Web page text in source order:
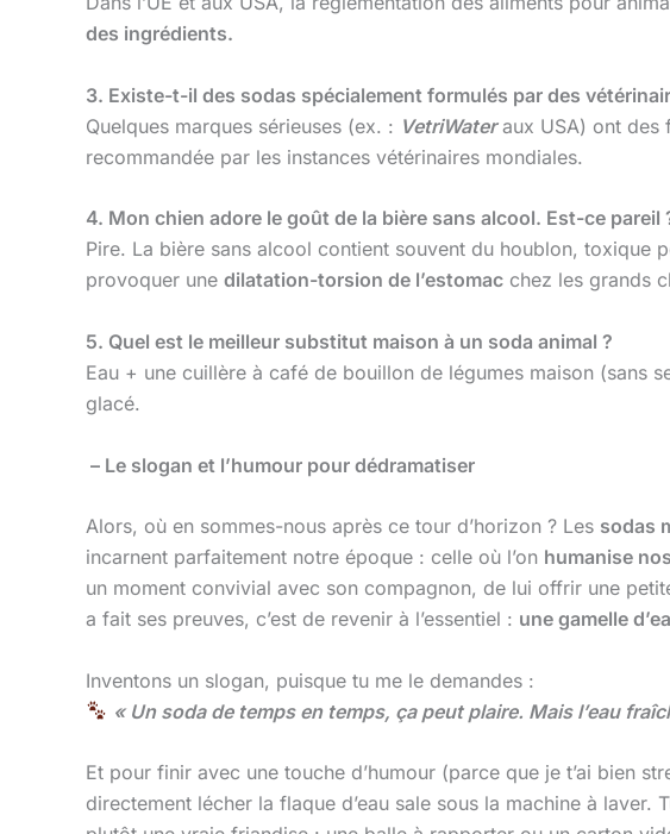
des ingrédients.
3. Existe-t-il des sodas spécialement formulés par des
Quelques marques sérieuses (ex. : VetriWateraux USA) ont des
recommandée par les instances vétérinaires mondiales.
4. Mon chien adore le goût de la bière sans alcool. Est-ce pareil
Pire. La bière sans alcool contient souvent du houblon, toxique
provoquer une dilatation-torsion de l’estomac chez les grands
5. Quel est le meilleur substitut maison à un soda animal ?
Eau + une cuillère à café de bouillon de légumes maison (sans
glacé.
– Le slogan et l’humour pour dédramatiser
Alors, où en sommes-nous après ce tour d’horizon ? Les sodas
incarnent parfaitement notre époque : celle où l’on humanise
un moment convivial avec son compagnon, de lui offrir une
a fait ses preuves, c’est de revenir à l’essentiel : une gamelle
Inventons un slogan, puisque tu me le demandes :
« Un soda de temps en temps, ça peut plaire. Mais l’eau
Et pour finir avec une touche d’humour (parce que je t’ai bien
directement lécher la flaque d’eau sale sous la machine à